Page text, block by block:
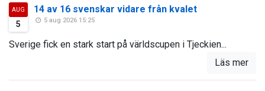
AUG
5
14 av 16 svenskar vidare från kvalet
5 aug 2026 15:25
Sverige fick en stark start på världscupen i Tjeckien...
Läs mer